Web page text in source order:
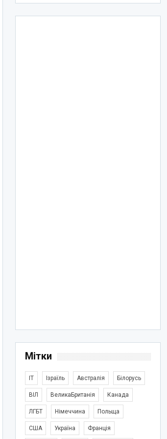
Мітки
IT Ізраїль Австралія Білорусь
ВІЛ ВеликаБританія Канада
ЛГБТ Німеччина Польща
США Україна Франція